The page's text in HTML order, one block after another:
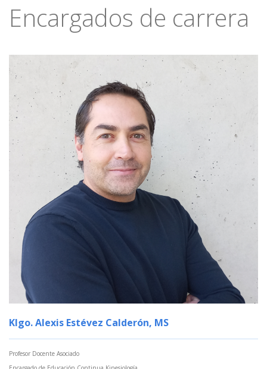
Encargados de carrera
Klgo. Alexis Estévez Calderón, MS
Profesor Docente Asociado